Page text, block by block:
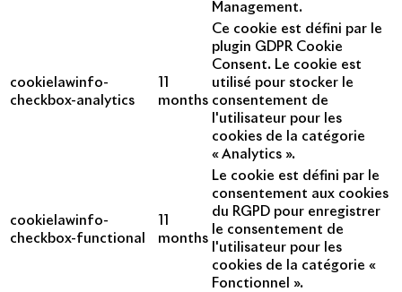
Management.
cookielawinfo-
checkbox-analytics
months
Ce cookie est défini par le
plugin GDPR Cookie
Consent. Le cookie est
utilisé pour stocker le
consentement de
l'utilisateur pour les
cookies de la catégorie
« Analytics ».
cookielawinfo-
checkbox-functional
months
Le cookie est défini par le
consentement aux cookies
du RGPD pour enregistrer
le consentement de
l'utilisateur pour les
cookies de la catégorie «
Fonctionnel ».